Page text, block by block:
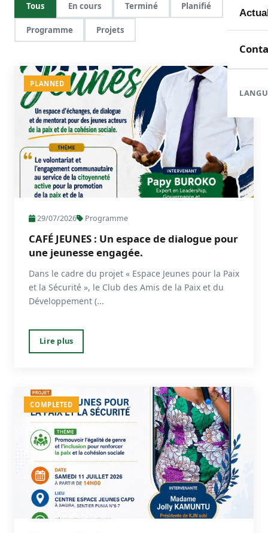
Tous En cours Terminé Planifié
Programme Projets
PLANNED
29/07/2026 Programme
CAFÉ JEUNES : Un espace de dialogue pour
une jeunesse engagée.
Dans le cadre du projet « Espace Jeunes pour la Paix
et la Sécurité », le Club des Amis de la Paix et du
Développement (...
Lire plus
COMPLETED